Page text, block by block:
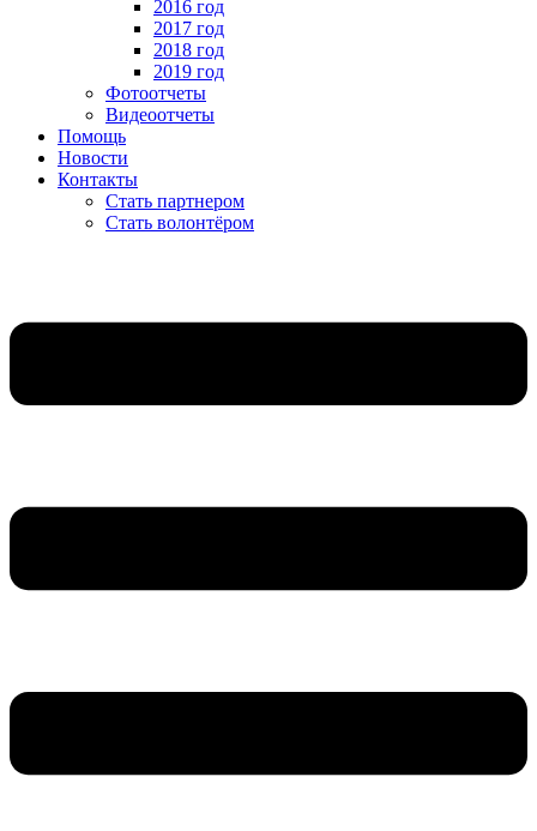
2016 год
2017 год
2018 год
2019 год
Фотоотчеты
Видеоотчеты
Помощь
Новости
Контакты
Стать партнером
Стать волонтёром